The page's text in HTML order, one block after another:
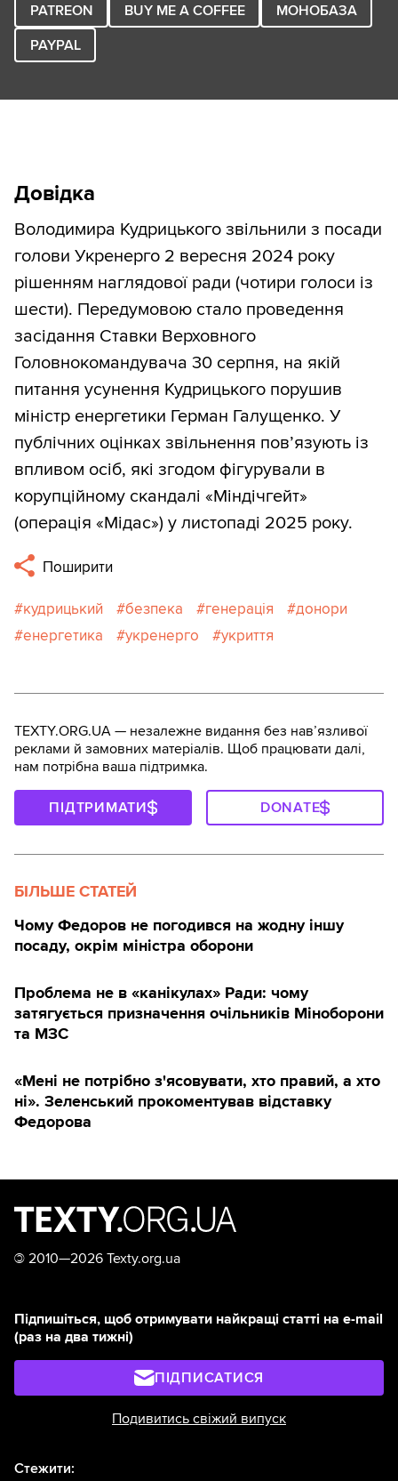
PATREON BUY ME A COFFEE
МОНОБАЗА
PAYPAL
Довідка
Володимира Кудрицького звільнили з посади
голови Укренерго 2 вересня 2024 року
рішенням наглядової ради (чотири голоси із
шести). Передумовою стало проведення
засідання Ставки Верховного
Головнокомандувача 30 серпня, на якій
питання усунення Кудрицького порушив
міністр енергетики Герман Галущенко. У
публічних оцінках звільнення пов’язують із
впливом осіб, які згодом фігурували в
корупційному скандалі «Міндічгейт»
(операція «Мідас») у листопаді 2025 року.
Поширити
кудрицький безпека генерація
донори
енергетика
укренерго укриття
TEXTY.ORG.UA — незалежне видання без навʼязливої
реклами й замовних матеріалів. Щоб працювати далі,
нам потрібна ваша підтримка.
ПІДТРИМАТИ DONATE
БІЛЬШЕ СТАТЕЙ
Чому Федоров не погодився на жодну іншу
посаду, окрім міністра оборони
Проблема не в «канікулах» Ради: чому
затягується призначення очільників Міноборони
та МЗС
«Мені не потрібно з'ясовувати, хто правий, а хто
ні». Зеленський прокоментував відставку
Федорова
© 2010—2026 Texty.org.ua
Підпишіться, щоб отримувати найкращі статті на e-mail
(раз на два тижні)
ПІДПИСАТИСЯ
Подивитись свіжий випуск
Стежити: